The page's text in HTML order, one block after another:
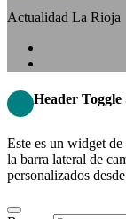
Actualidad La Rioja
Header Toggle
Este es un widget
la barra lateral de
personalizados desde